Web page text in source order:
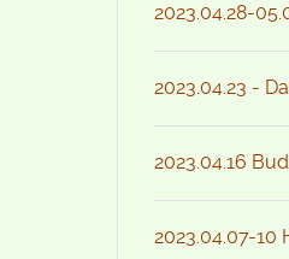
2023.04.28-
2023.04.23 -
2023.04.16
2023.04.07-10